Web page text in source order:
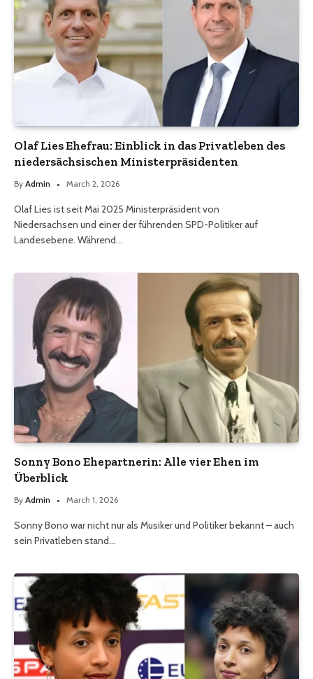
Olaf Lies Ehefrau: Einblick in das Privatleben des
niedersächsischen Ministerpräsidenten
By Admin March 2, 2026
Olaf Lies ist seit Mai 2025 Ministerpräsident von
Niedersachsen und einer der führenden SPD-Politiker auf
Landesebene. Während…
Sonny Bono Ehepartnerin: Alle vier Ehen im
Überblick
By Admin March 1, 2026
Sonny Bono war nicht nur als Musiker und Politiker bekannt – auch
sein Privatleben stand…